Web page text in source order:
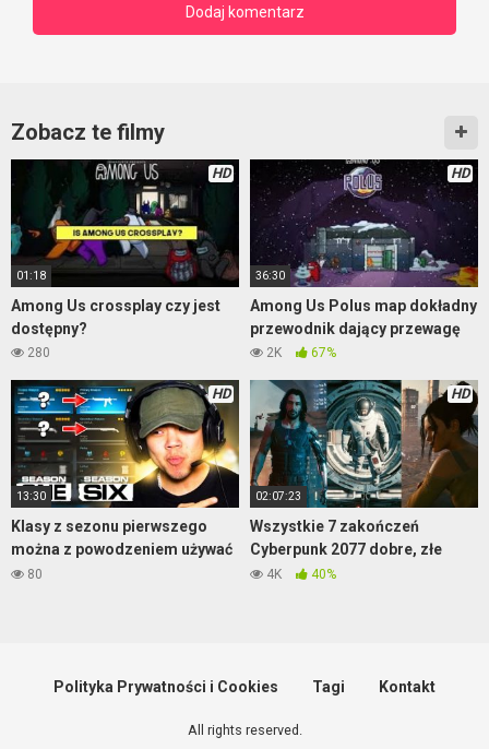
Zobacz te filmy
HD
01:18
Among Us crossplay czy jest
dostępny?
280
HD
36:30
Among Us Polus map dokładny
przewodnik dający przewagę
2K 67%
HD
13:30
Klasy z sezonu pierwszego
można z powodzeniem używać
do teraz – Warzone
80
HD
02:07:23
Wszystkie 7 zakończeń
Cyberpunk 2077 dobre, złe
oraz tajne
4K 40%
Polityka Prywatności i Cookies Tagi Kontakt
All rights reserved.